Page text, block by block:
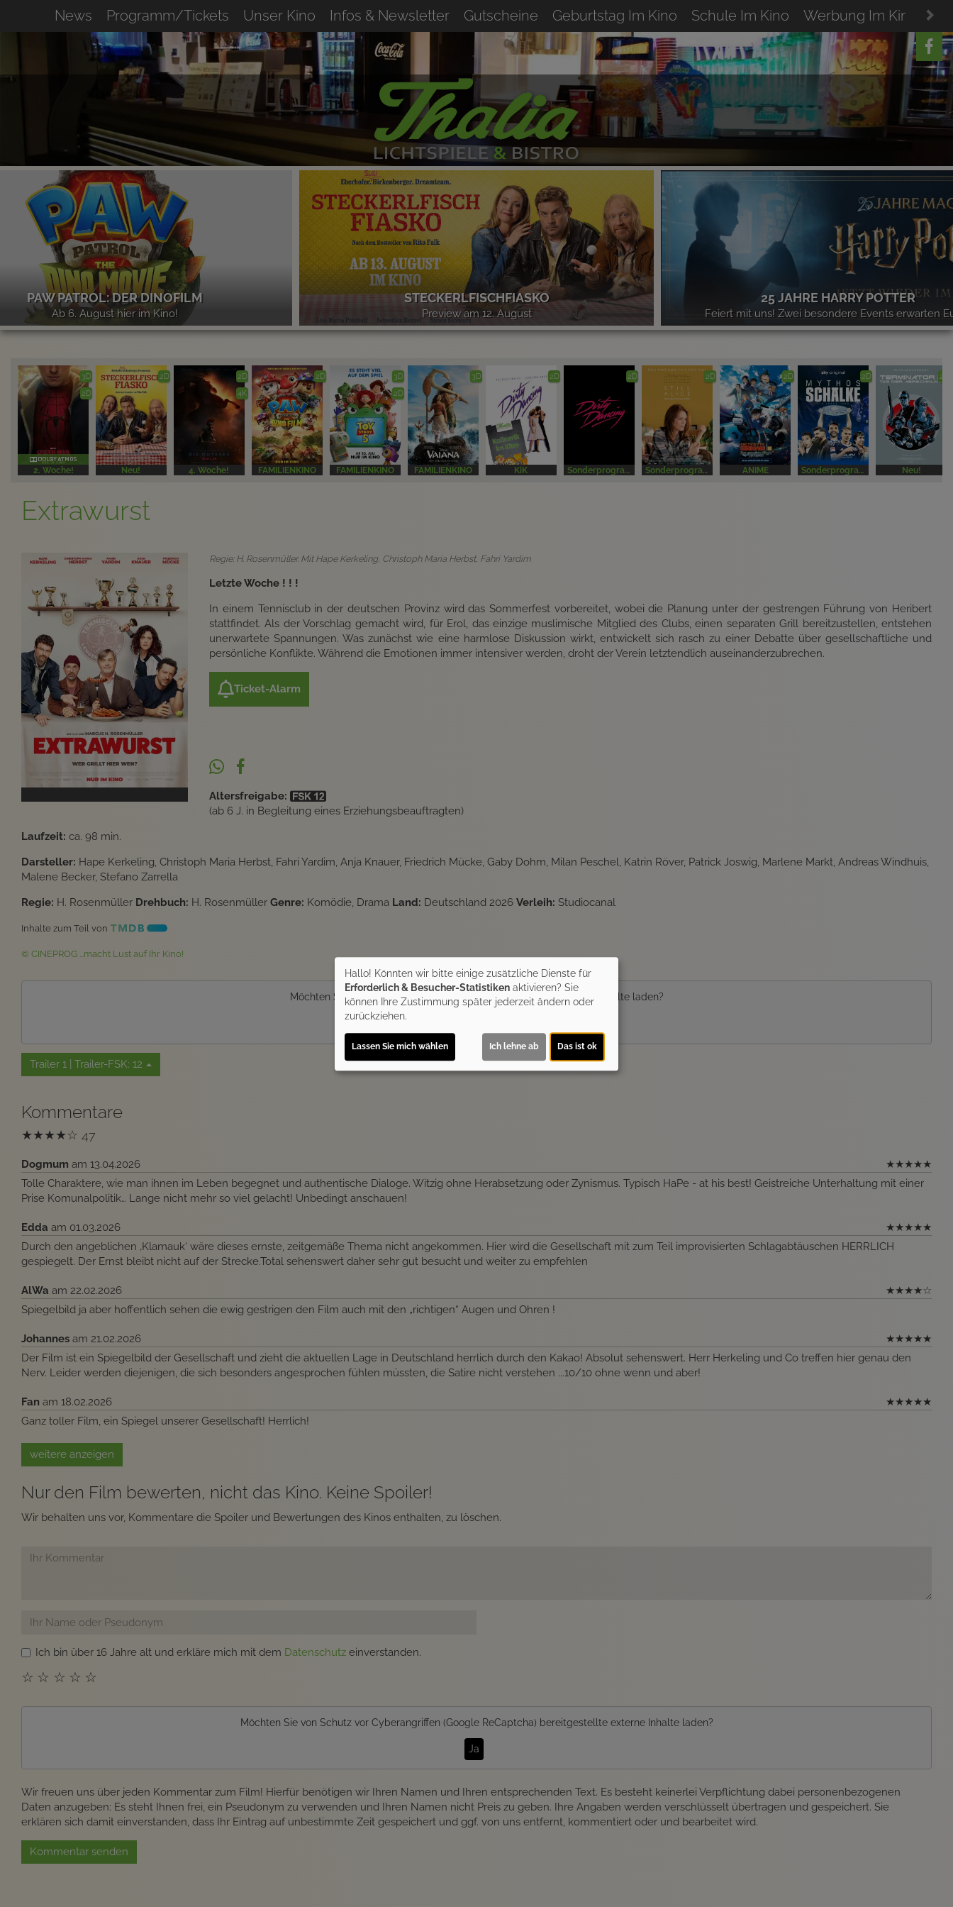
News Programm/Tickets Unser Kino Infos & Newsletter Gutscheine Geburtstag Im Kino Schule Im Kino Werbung Im Kino
PAW PATROL: DER DINOFILM
Ab 6. August hier im Kino!
STECKERLFISCHFIASKO
Preview am 12. August
25 JAHRE HARRY POTTER
Feiert mit uns! Zwei besondere Events erwarten
3D
2D
2. Woche!
2D
Neu!
2D
4K
4. Woche!
2D
FAMILIENKINO
3D
2D
FAMILIENKINO
3D
FAMILIENKINO
2D
KiK
2D
Sonderprogramm
2D
Sonderprogramm
2D
ANIME
2D
Sonderprogramm
2D
Neu!
Extrawurst
Regie: H. Rosenmüller. Mit Hape Kerkeling, Christoph Maria Herbst, Fahri Yardim
Letzte Woche ! ! !
In einem Tennisclub in der deutschen Provinz wird das Sommerfest vorbereitet, wobei die Planung unter der gestrengen Führung von Heribert
stattfindet. Als der Vorschlag gemacht wird, für Erol, das einzige muslimische Mitglied des Clubs, einen separaten Grill bereitzustellen, entstehen
unerwartete Spannungen. Was zunächst wie eine harmlose Diskussion wirkt, entwickelt sich rasch zu einer Debatte über gesellschaftliche und
persönliche Konflikte. Während die Emotionen immer intensiver werden, droht der Verein letztendlich auseinanderzubrechen.
Ticket-Alarm
Altersfreigabe:
(ab 6 J. in Begleitung eines Erziehungsbeauftragten)
Laufzeit: ca. 98 min.
Darsteller: Hape Kerkeling, Christoph Maria Herbst, Fahri Yardim, Anja Knauer, Friedrich Mücke, Gaby Dohm, Milan Peschel, Katrin Röver, Patrick Joswig, Marlene Markt, Andreas Windhuis,
Malene Becker, Stefano Zarrella
Regie: H. Rosenmüller Drehbuch: H. Rosenmüller Genre: Komödie, Drama Land: Deutschland 2026 Verleih: Studiocanal
Inhalte zum Teil von
© CINEPROG ...macht Lust auf Ihr Kino!
Möchten Sie vonYoutube (Trailer ansehen)bereitgestellte externe Inhalte laden?
Trailer 1 | Trailer-FSK: 12
Kommentare
★★★★☆ 47
Dogmum am 13.04.2026 ★★★★★
Tolle Charaktere, wie man ihnen im Leben begegnet und authentische Dialoge. Witzig ohne Herabsetzung oder Zynismus. Typisch HaPe - at his best! Geistreiche Unterhaltung mit einer
Prise Komunalpolitik… Lange nicht mehr so viel gelacht! Unbedingt anschauen!
Edda am 01.03.2026 ★★★★★
Durch den angeblichen ‚Klamauk‘ wäre dieses ernste, zeitgemäße Thema nicht angekommen. Hier wird die Gesellschaft mit zum Teil improvisierten Schlagabtäuschen HERRLICH
gespiegelt. Der Ernst bleibt nicht auf der Strecke.Total sehenswert daher sehr gut besucht und weiter zu empfehlen
AlWa am 22.02.2026 ★★★★☆
Spiegelbild ja aber hoffentlich sehen die ewig gestrigen den Film auch mit den „richtigen“ Augen und Ohren !
Johannes am 21.02.2026 ★★★★★
Der Film ist ein Spiegelbild der Gesellschaft und zieht die aktuellen Lage in Deutschland herrlich durch den Kakao! Absolut sehenswert. Herr Herkeling und Co treffen hier genau den
Nerv. Leider werden diejenigen, die sich besonders angesprochen fühlen müssten, die Satire nicht verstehen ...10/10 ohne wenn und aber!
Fan am 18.02.2026 ★★★★★
Ganz toller Film, ein Spiegel unserer Gesellschaft! Herrlich!
weitere anzeigen
Nur den Film bewerten, nicht das Kino. Keine Spoiler!
Wir behalten uns vor, Kommentare die Spoiler und Bewertungen des Kinos enthalten, zu löschen.
Ich bin über 16 Jahre alt und erkläre mich mit dem Datenschutz einverstanden.
☆
☆
☆
☆
☆
Möchten Sie von Schutz vor Cyberangriffen (Google ReCaptcha) bereitgestellte externe Inhalte laden?
Ja
Wir freuen uns über jeden Kommentar zum Film! Hierfür benötigen wir Ihren Namen und Ihren entsprechenden Text. Es besteht keinerlei Verpflichtung dabei personenbezogenen
Daten anzugeben: Es steht Ihnen frei, ein Pseudonym zu verwenden und Ihren Namen nicht Preis zu geben. Ihre Angaben werden verschlüsselt übertragen und gespeichert. Sie
erklären sich damit einverstanden, dass Ihr Eintrag auf unbestimmte Zeit gespeichert und ggf. von uns entfernt, kommentiert oder und bearbeitet wird.
Kommentar senden
Hallo! Könnten wir bitte einige zusätzliche Dienste für
Erforderlich & Besucher-Statistiken aktivieren? Sie
können Ihre Zustimmung später jederzeit ändern oder
zurückziehen.
Lassen Sie mich wählen Ich lehne ab Das ist ok